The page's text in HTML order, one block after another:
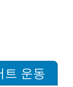
트 운동